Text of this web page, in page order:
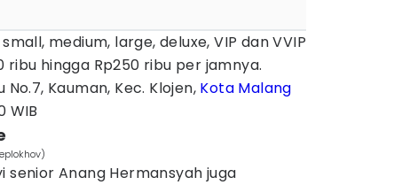
medium, large, deluxe, VIP dan VVIP
hingga Rp250 ribu per jamnya.
Kauman, Kec. Klojen, Kota Malang
WIB
senior Anang Hermansyah juga